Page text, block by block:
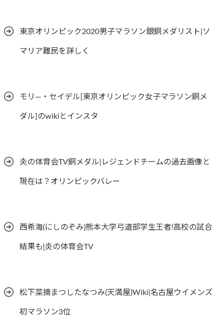
東京オリンピック2020男子マラソン銀銅メダリスト|ソ
マリア難民を詳しく
モリ―・セイデル[東京オリンピック女子マラソン銅メ
ダル]のwikiとインスタ
炎の体育会TV銅メダル|レジェンドチームの過去画像と
現在は？オリンピックバレー
西希海(にしのぞみ)熊本大学弓道部学生王者!高校の試合
結果も|炎の体育会TV
松下菜摘まつしたなつみ(天満屋)Wiki|名古屋ウイメンズ
初マラソン3位